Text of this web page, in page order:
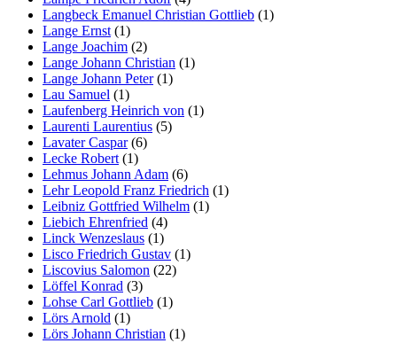
Langbeck Emanuel Christian Gottlieb (1)
Lange Ernst (1)
Lange Joachim (2)
Lange Johann Christian (1)
Lange Johann Peter(1)
Lau Samuel (1)
Laufenberg Heinrich von (1)
Laurenti Laurentius (5)
Lavater Caspar(6)
Lecke Robert (1)
Lehmus Johann Adam (6)
Lehr Leopold Franz Friedrich (1)
Leibniz Gottfried Wilhelm (1)
Liebich Ehrenfried (4)
Linck Wenzeslaus (1)
Lisco Friedrich Gustav (1)
Liscovius Salomon (22)
Löffel Konrad (3)
Lohse Carl Gottlieb (1)
Lörs Arnold (1)
Lörs Johann Christian (1)